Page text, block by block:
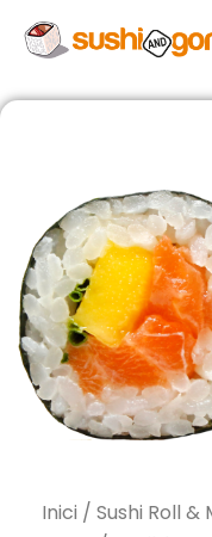
contingut
Inici / Sushi Roll &